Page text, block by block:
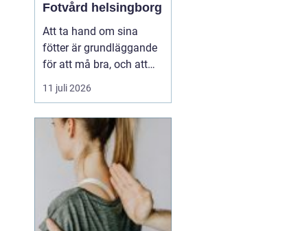
Fotvård helsingborg
Att ta hand om sina
fötter är grundläggande
för att må bra, och att
unna sig professionell
fotvård kan vara en
invånarna i Helsingborg
finns möjligheten att
njuta av fotvård som
kombinerar både
behandling och
avkoppling, vilket s...
11 juli 2026